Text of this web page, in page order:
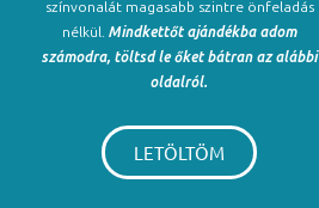
színvonalát magasabb szintre önfeladás
nélkül. Mindkettőt ajándékba adom
számodra, töltsd le őket bátran az alábbi
oldalról.
LETÖLTÖM